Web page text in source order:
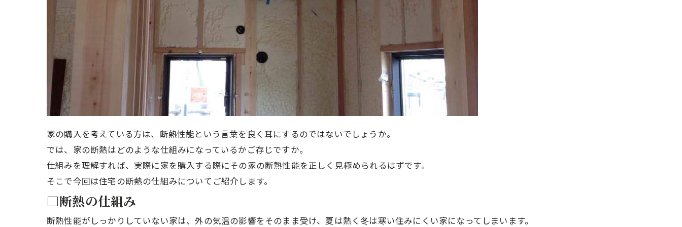
家の購入を考えている方は、断熱性能という言葉を良く耳にするのではないでしょうか。
では、家の断熱はどのような仕組みになっているかご存じですか。
仕組みを理解すれば、実際に家を購入する際にその家の断熱性能を正しく見極められるはずです。
そこで今回は住宅の断熱の仕組みについてご紹介します。
□断熱の仕組み
断熱性能がしっかりしていない家は、外の気温の影響をそのまま受け、夏は熱く冬は寒い住みにくい家になってしまいます。